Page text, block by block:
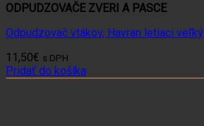
ODPUDZOVAČE ZVERI A PASCE
Odpudzovač vtákov, Havran letiaci veľký
11,50€ s DPH
Pridať do košíka